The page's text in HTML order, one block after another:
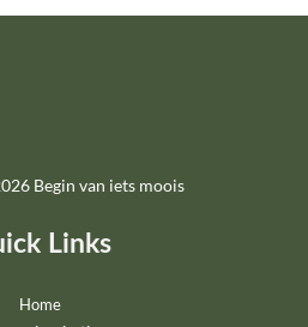
Begin van iets moois
Links
Home